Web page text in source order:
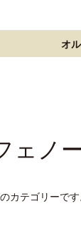
オ
ェノ
カテゴリーで